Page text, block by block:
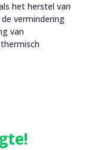
het herstel van
vermindering
van